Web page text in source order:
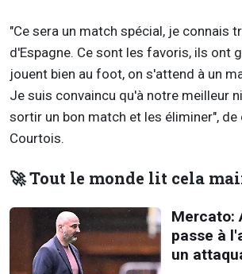
"Ce sera un match spécial, je connais
d'Espagne. Ce sont les favoris, ils ont
jouent bien au foot, on s'attend à un
Je suis convaincu qu'à notre meilleur
sortir un bon match et les éliminer", de
Courtois.
🚀 Tout le monde lit cela
Mercato:
passe à
un